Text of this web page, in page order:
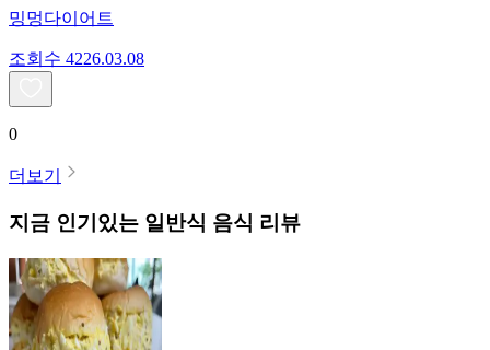
밍멍다이어트
조회수 4226.03.08
0
더보기
지금 인기있는 일반식 음식 리뷰